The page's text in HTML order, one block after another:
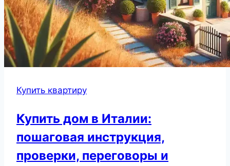
Купить квартиру
Купить дом в Италии:
пошаговая инструкция,
проверки, переговоры и